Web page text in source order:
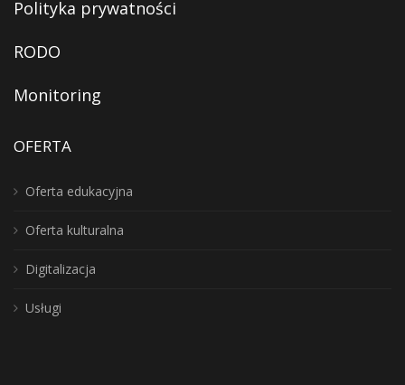
Polityka prywatności
RODO
Monitoring
OFERTA
Oferta edukacyjna
Oferta kulturalna
Digitalizacja
Usługi